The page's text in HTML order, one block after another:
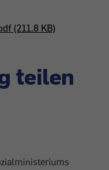
(211.8 KB)
teilen